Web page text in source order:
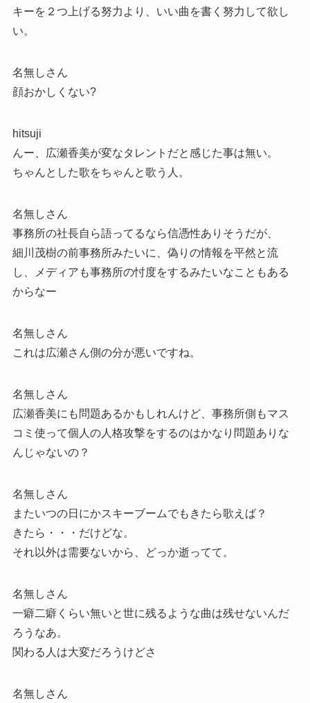
キーを２つ上げる努力より、いい曲を書く努力して欲し
い。
名無しさん
顔おかしくない?
hitsuji
んー、広瀬香美が変なタレントだと感じた事は無い。
ちゃんとした歌をちゃんと歌う人。
名無しさん
事務所の社長自ら語ってるなら信憑性ありそうだが、
細川茂樹の前事務所みたいに、偽りの情報を平然と流
し、メディアも事務所の忖度をするみたいなこともある
からなー
名無しさん
これは広瀬さん側の分が悪いですね。
名無しさん
広瀬香美にも問題あるかもしれんけど、事務所側もマス
コミ使って個人の人格攻撃をするのはかなり問題ありな
んじゃないの？
名無しさん
またいつの日にかスキーブームでもきたら歌えば？
きたら・・・だけどな。
それ以外は需要ないから、どっか逝ってて。
名無しさん
一癖二癖くらい無いと世に残るような曲は残せないんだ
ろうなあ。
関わる人は大変だろうけどさ
名無しさん